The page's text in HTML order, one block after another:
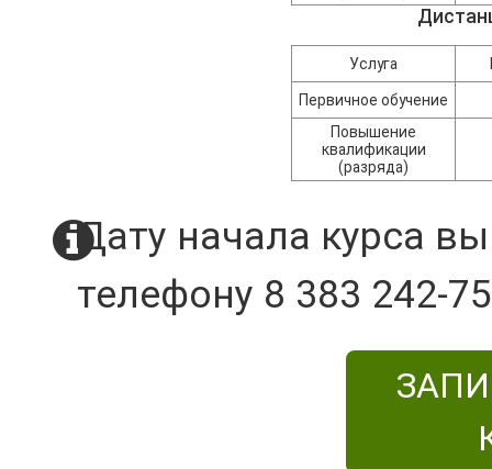
Услуга
Первичное обучение
Повышение
квалификации
(разряда)
Дату начала курса
телефону 8 383 242-